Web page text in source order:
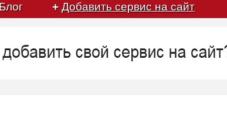
+ Добавить сервис на сайт